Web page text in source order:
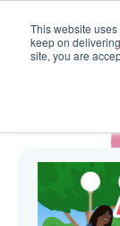
This website
keep on
site, you are